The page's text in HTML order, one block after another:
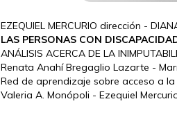
EZEQUIEL MERCURIO dirección -
LAS PERSONAS CON
ANÁLISIS ACERCA DE LA
Renata Anahí Bregaglio Lazarte -
Red de aprendizaje sobre acceso a la
Valeria A. Monópoli - Ezequiel